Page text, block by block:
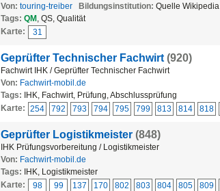
Von: touring-treiber Bildungsinstitution: Quelle Wikipedia
Tags: QM , QS, Qualität
Karte:
31
Geprüfter Technischer Fachwirt (920)
Fachwirt IHK / Geprüfter Technischer Fachwirt
Von: Fachwirt-mobil.de
Tags:
IHK, Fachwirt, Prüfung, Abschlussprüfung
Karte: 254 792 793 794 795 799 813 814 818
Geprüfter Logistikmeister (848)
IHK Prüfungsvorbereitung / Logistikmeister
Von: Fachwirt-mobil.de
Tags:
IHK, Logistikmeister
Karte:
98 99 137 170 802 803 804 805 809